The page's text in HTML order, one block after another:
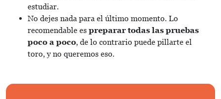
estudiar.
No dejes nada para el último momento. Lo
recomendable es preparar todas las pruebas
poco a poco, de lo contrario puede pillarte el
toro, y no queremos eso.